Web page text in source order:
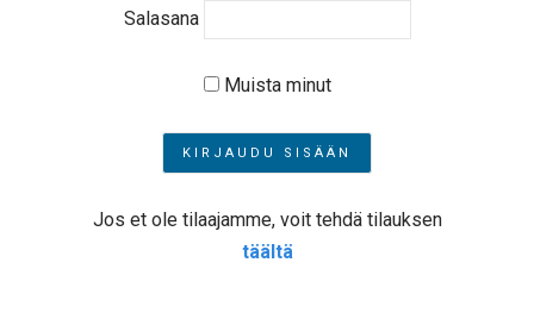
Salasana
Muista minut
Jos et ole tilaajamme, voit tehdä tilauksen
täältä